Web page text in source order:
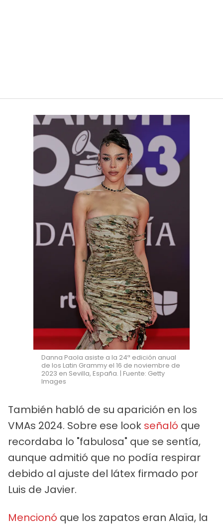
Danna Paola asiste a la 24ª edición anual
de los Latin Grammy el 16 de noviembre de
2023 en Sevilla, España. | Fuente: Getty
Images
También habló de su aparición en los
VMAs 2024. Sobre ese look señaló que
recordaba lo "fabulosa" que se sentía,
aunque admitió que no podía respirar
debido al ajuste del látex firmado por
Luis de Javier.
Mencionó que los zapatos eran Alaïa, la